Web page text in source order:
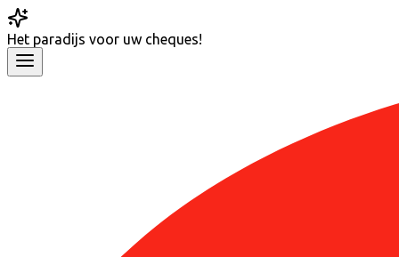
Het paradijs voor uw cheques!